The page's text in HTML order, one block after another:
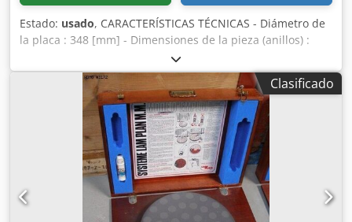
Estado: usado, CARACTERÍSTICAS TÉCNICAS - Diámetro de
la placa : 348 [mm] - Dimensiones de la pieza (anillos) :
aprox. 70 [mm] - Dimensiones de la pieza (maciza) : aprox.
40 [mm] Csdpfx Asug U Dmjl Derf - Grosor restante de la
pieza : aprox. 5 [mm] EQUIPAMIENTO - como se muestra
Clasificado